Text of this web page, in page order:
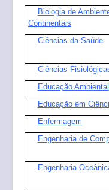
Biologia de
Continentais
Ciências da Saúde
Ciências
Educação Ambiental
Educação em
Enfermagem
Engenharia de
Engenharia